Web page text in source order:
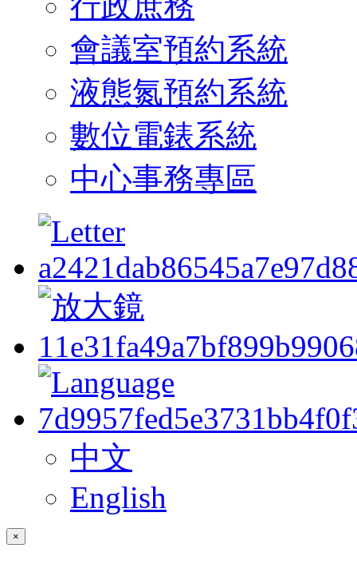
會議室預約系統
液態氮預約系統
數位電錶系統
中心事務專區
中文
English
×